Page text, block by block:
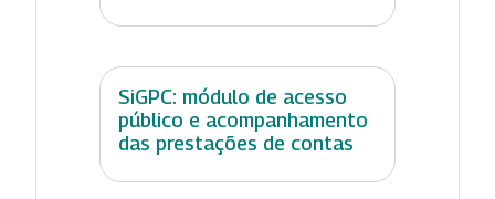
SiGPC: módulo de acesso
público e acompanhamento
das prestações de contas